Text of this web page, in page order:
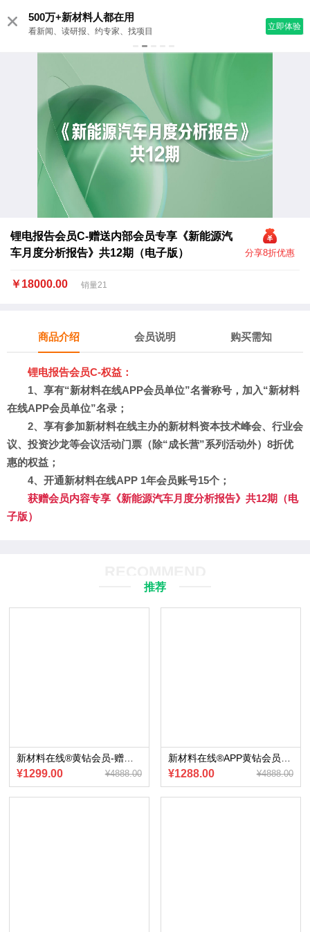
分享8折优惠
锂电报告会员C-赠送内部会员专享《新能源汽
车月度分析报告》共12期（电子版）
￥18000.00 销量21
商品介绍 会员说明 购买需知
锂电报告会员C-权益：
1、享有“新材料在线APP会员单位”名誉称号，加入“新材料
在线APP会员单位”名录；
2、 享有参加新材料在线主办的新材料资本技术峰会、行业会
议、投资沙龙等会议活动门票（除“成长营”系列活动外）8折优
惠的权益；
4、开通新材料在线APP 1年会员账号15个；
获赠会员内容专享《新能源汽车月度分析报告》共12期（电
子版）
推荐
¥1299.00 ¥4888.00 ¥1288.00 ¥4888.00
500万+新材料人都在用
看新闻、读研报、约专家、找项目 立即体验